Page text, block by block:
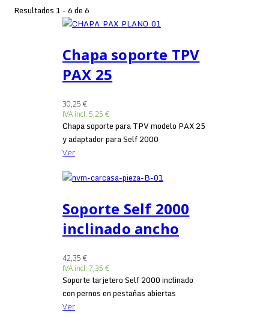
Resultados 1 - 6 de 6
Chapa soporte TPV
PAX 25
30,25 €
IVA incl. 5,25 €
Chapa soporte para TPV modelo PAX 25
y adaptador para Self 2000
Ver
Soporte Self 2000
inclinado ancho
42,35 €
IVA incl. 7,35 €
Soporte tarjetero Self 2000 inclinado
con pernos en pestañas abiertas
Ver